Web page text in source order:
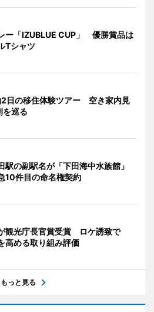
ー「IZUBLUE CUP」 優勝賞品は
Tシャツ
2日の移住体験ツアー 空き家内見
を巡る
駅の副駅名が「下田海中水族館」
件目の命名権契約
観光庁長官賞受賞 ロケ誘致で
高める取り組み評価
もっと見る